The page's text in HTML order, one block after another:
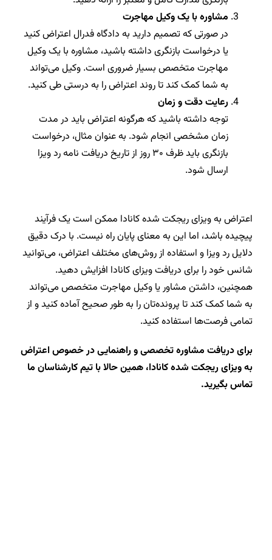
مشاوره با یک وکیل مهاجرت
در صورتی که تصمیم دارید به دادگاه فدرال اعتراض کنید
یا درخواست بازنگری داشته باشید، مشاوره با یک وکیل
مهاجرت متخصص بسیار ضروری است. وکیل می‌تواند
به شما کمک کند تا روند اعتراض را به درستی طی کنید.
رعایت دقت و زمان
توجه داشته باشید که هرگونه اعتراض باید در مدت
زمان مشخصی انجام شود. به عنوان مثال، درخواست
بازنگری باید ظرف ۳۰ روز از تاریخ دریافت نامه رد ویزا
ارسال شود.
اعتراض به ویزای ریجکت شده کانادا ممکن است یک فرآیند
پیچیده باشد، اما این به معنای پایان راه نیست. با درک دقیق
دلایل رد ویزا و استفاده از روش‌های مختلف اعتراض، می‌توانید
شانس خود را برای دریافت ویزای کانادا افزایش دهید.
همچنین، داشتن مشاور یا وکیل مهاجرت متخصص می‌تواند
به شما کمک کند تا پرونده‌تان را به طور صحیح آماده کنید و از
تمامی فرصت‌ها استفاده کنید.
برای دریافت مشاوره تخصصی و راهنمایی در خصوص اعتراض
به ویزای ریجکت شده کانادا، همین حالا با تیم کارشناسان ما
تماس بگیرید.